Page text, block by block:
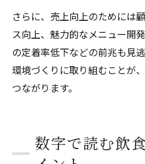
さらに、売上向上のためには
ス向上、魅力的なメニュー開
の定着率低下などの前兆も見
環境づくりに取り組むことが
つながります。
数字で読む飲